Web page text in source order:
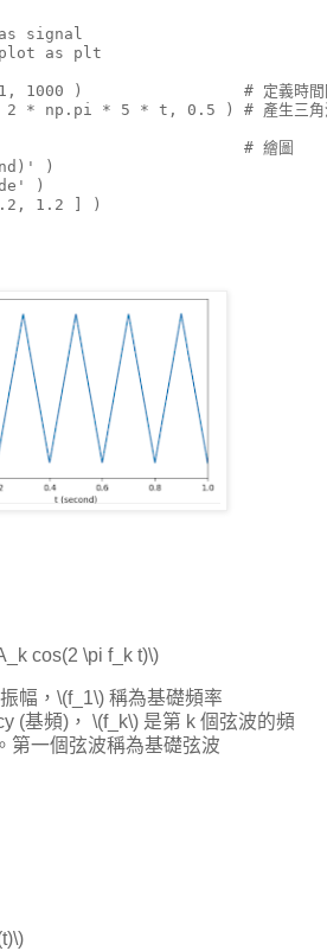
signal
as plt
1000 )                 # 定義時間
2 * np.pi * 5 * t, 0.5 ) # 產生三角
# 繪圖
)
)
1.2 ] )
cos(2 \pi f_k t)\)
幅，\(f_1\) 稱為基礎頻率
(基頻)， \(f_k\) 是第 k 個弦波的頻
第一個弦波稱為基礎弦波